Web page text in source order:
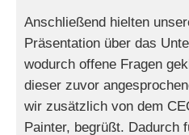
Anschließend hielten
Präsentation über das
wodurch offene Fragen
dieser zuvor
wir zusätzlich von dem
Painter, begrüßt. Dadurch